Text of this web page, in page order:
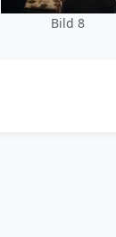
Bild 8